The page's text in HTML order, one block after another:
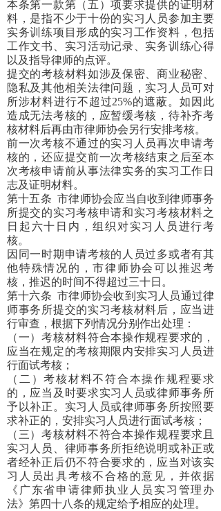
本条第一款第（五）项要求提供的证明材
料，是指不少于十份的实习人员参加主要
实务训练项目形成的实习工作资料，包括
工作文书、实习活动记录、实务训练心得
以及指导律师的点评。
提交的考核材料如涉及保密、商业秘密、
隐私及其他相关法律问题，实习人员可对
所涉材料进行不超过25%的遮蔽。如因此
造成无法考核的，应暂缓考核，待补齐考
核材料后再由市律师协会另行安排考核。
前一次考核不通过的实习人员再次申请考
核的，还应提交前一次考核结束之后至本
次考核申请前从事法律实务的实习工作日
志及证明材料。
第十五条 市律师协会应当自收到律师事务
所提交的实习考核申请和实习考核材料之
日起六十日内，组织对实习人员进行考
核。
因同一时期申请考核的人员过多或者有其
他特殊情况的，市律师协会可以推迟考
核，推迟的时间不得超过三十日。
第十六条 市律师协会收到实习人员通过律
师事务所提交的实习考核材料后，应当进
行审查，根据下列情况分别作出处理：
（一）考核材料符合本操作规程要求的，
应当在规定的考核期限内安排实习人员进
行面试考核；
（二）考核材料不符合本操作规程要求
的，应当及时要求实习人员或律师事务所
予以补正。实习人员或律师事务所按照要
求补正的，安排实习人员进行面试考核；
（三）考核材料不符合本操作规程要求且
实习人员、律师事务所拒绝说明或补正或
者经补正后仍不符合要求的，应当对该实
习人员出具考核不合格的意见，并依据
《广东省申请律师执业人员实习管理办
法》第四十八条的规定给予相应的处理。